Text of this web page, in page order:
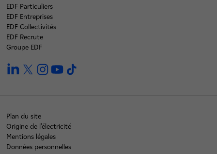
EDF Particuliers
EDF Entreprises
EDF Collectivités
EDF Recrute
Groupe EDF
linkedintwitterinstagramyoutube
Plan du site
Origine de l'électricité
Mentions légales
Données personnelles